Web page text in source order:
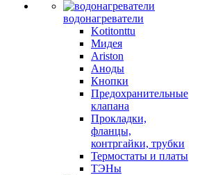
водонагреватели
Kotitonttu
Мидея
Ariston
Аноды
Кнопки
Предохранительные
клапана
Прокладки,
фланцы,
контргайки, трубки
Термостаты и платы
ТЭНы